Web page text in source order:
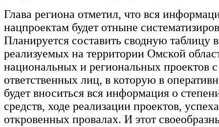
Глава региона отметил, что вся
нацпроектам будет отныне
Планируется составить сводную таблицу
реализуемых на территории Омской
национальных и региональных проектов
ответственных лиц, в которую в
будет вноситься вся информация о
средств, ходе реализации проектов,
откровенных провалах. И этот